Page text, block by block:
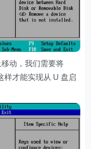
动，我们需要将
样才能实现从 U 盘启